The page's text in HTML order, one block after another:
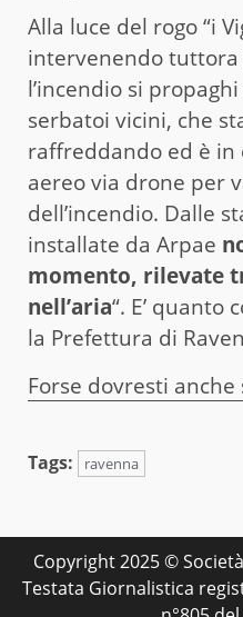
Alla luce del rogo “i
intervenendo
l’incendio si
serbatoi vicini, che
raffreddando ed è in
aereo via drone per
dell’incendio. Dalle
installate da Arpae
momento, rilevate
nell’aria“. E’ quanto
la Prefettura di
Forse dovresti
Tags: ravenna
Copyright 2025 ©
Testata Giornalistica